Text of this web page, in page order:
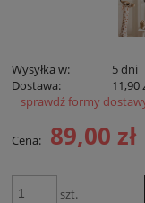
Wysyłka w:
5 dni
Dostawa:
11,90
Cena nie zawiera
sprawdź formy
Cena: 89,00 zł
szt.